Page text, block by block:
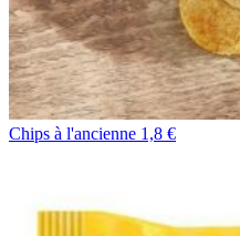
Chips à l'ancienne 1,8 €